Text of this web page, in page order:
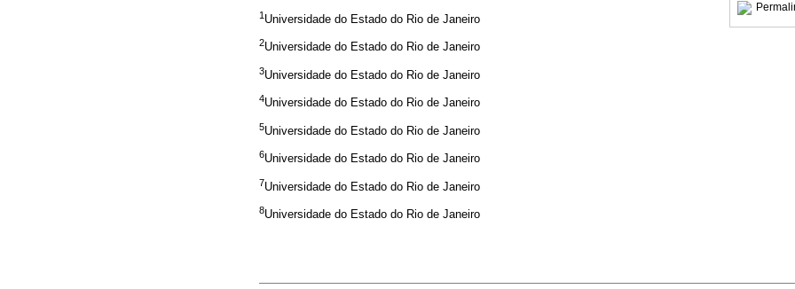
1 Universidade do Estado do Rio de Janeiro
2Universidade do Estado do Rio de Janeiro
3Universidade do Estado do Rio de Janeiro
4Universidade do Estado do Rio de Janeiro
5Universidade do Estado do Rio de Janeiro
6Universidade do Estado do Rio de Janeiro
7Universidade do Estado do Rio de Janeiro
8Universidade do Estado do Rio de Janeiro